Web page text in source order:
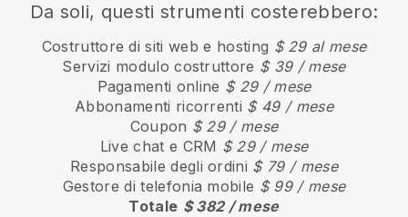
Da soli, questi strumenti costerebbero:
Costruttore di siti web e hosting $ 29 al mese
Servizi modulo costruttore $ 39 / mese
Pagamenti online $ 29 / mese
Abbonamenti ricorrenti $ 49 / mese
Coupon $ 29 / mese
Live chat e CRM $ 29 / mese
Responsabile degli ordini $ 79 / mese
Gestore di telefonia mobile $ 99 / mese
Totale $ 382 / mese